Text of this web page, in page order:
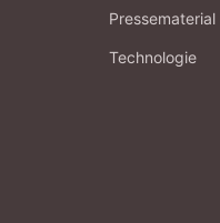
Pressematerial
Technologie